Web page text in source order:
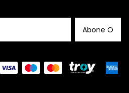
Abone O